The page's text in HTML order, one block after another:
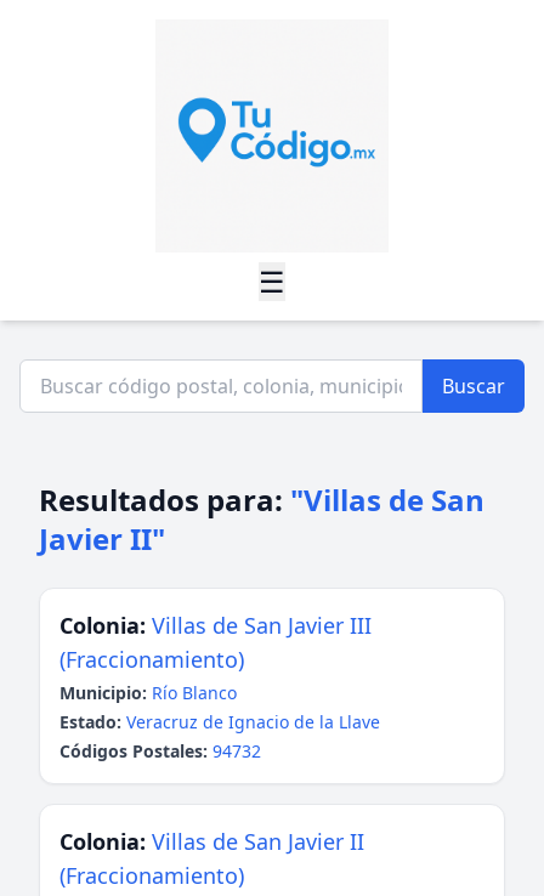
☰
Buscar
Resultados para: "Villas de San
Javier II"
Colonia: Villas de San Javier III
(Fraccionamiento)
Municipio: Río Blanco
Estado: Veracruz de Ignacio de la Llave
Códigos Postales: 94732
Colonia: Villas de San Javier II
(Fraccionamiento)